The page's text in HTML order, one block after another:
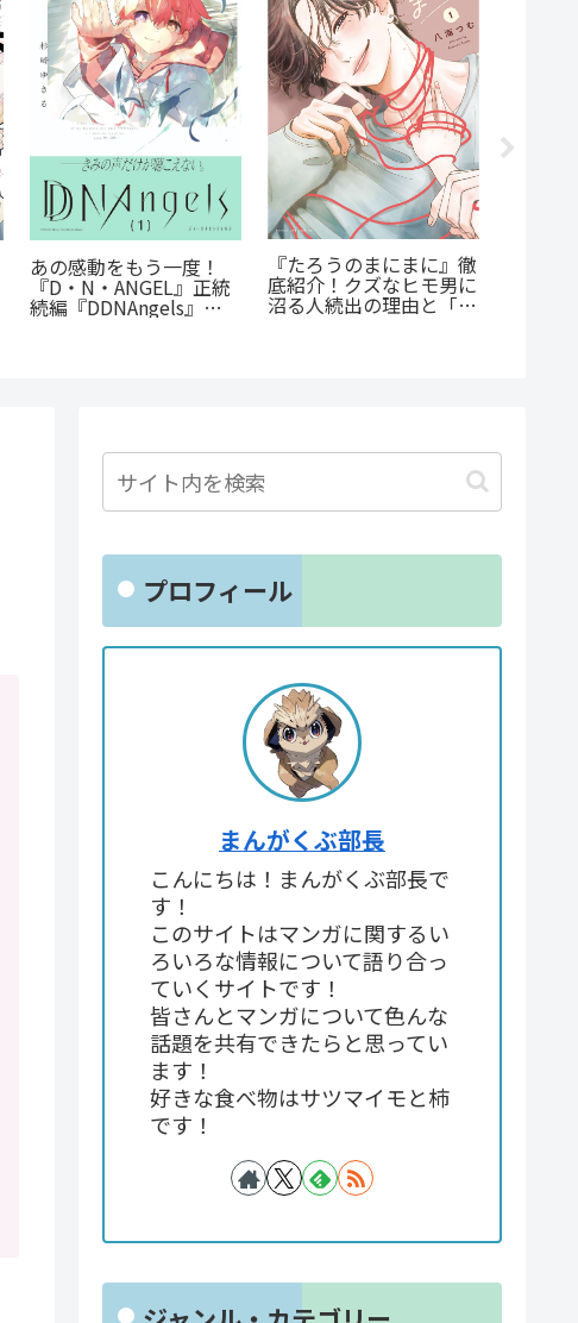
あの感動をもう一度！
『D・N・ANGEL』正統
続編『DDNAngels』の
魅力と謎に迫る完全ガイ
『たろうのまにまに』徹
底紹介！クズなヒモ男に
沼る人続出の理由と「ま
にまに」の意味とは？
プロフィール
まんがくぶ部長
こんにちは！まんがくぶ部長で
す！
このサイトはマンガに関するい
ろいろな情報について語り合っ
ていくサイトです！
皆さんとマンガについて色んな
話題を共有できたらと思ってい
ます！
好きな食べ物はサツマイモと柿
です！